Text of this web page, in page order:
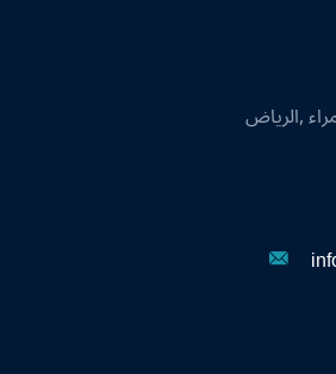
,الرياض